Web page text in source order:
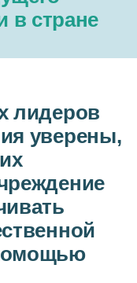
в стране
лидеров
уверены,